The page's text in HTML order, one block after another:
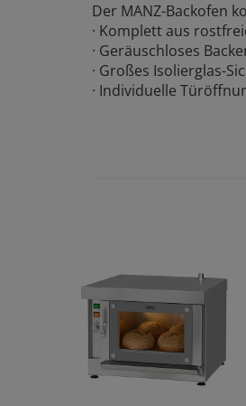
Der MANZ-Backofen
· Komplett aus
· Geräuschloses
· Großes Isolierglas-
· Individuelle